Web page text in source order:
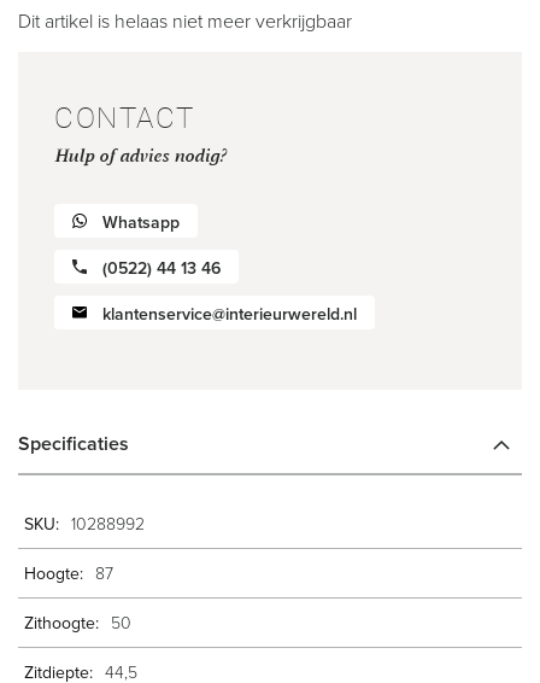
Dit artikel is helaas niet meer verkrijgbaar
CONTACT
Hulp of advies nodig?
Whatsapp
(0522) 44 13 46
klantenservice@interieurwereld.nl
Specificaties
informatie
10288992
87
50
44,5